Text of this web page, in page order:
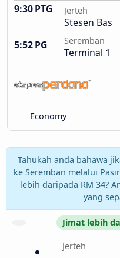
9:30 PTG Jerteh
Stesen Bas
5:52 PG
Seremban
Terminal 1
Economy
Tahukah anda bahawa
ke Seremban melalui
lebih daripada RM 34?
yang
Jimat lebih
Jerteh